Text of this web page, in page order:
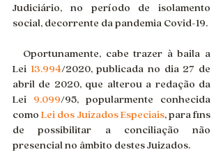
Judiciário, no período de isolamento
social, decorrente da pandemia Covid-19.
Oportunamente, cabe trazer à baila a
Lei 13.994/2020, publicada no dia 27 de
abril de 2020, que alterou a redação da
Lei 9.099/95, popularmente conhecida
como Lei dos Juizados Especiais, para fins
de possibilitar a conciliação não
presencial no âmbito destes Juizados.